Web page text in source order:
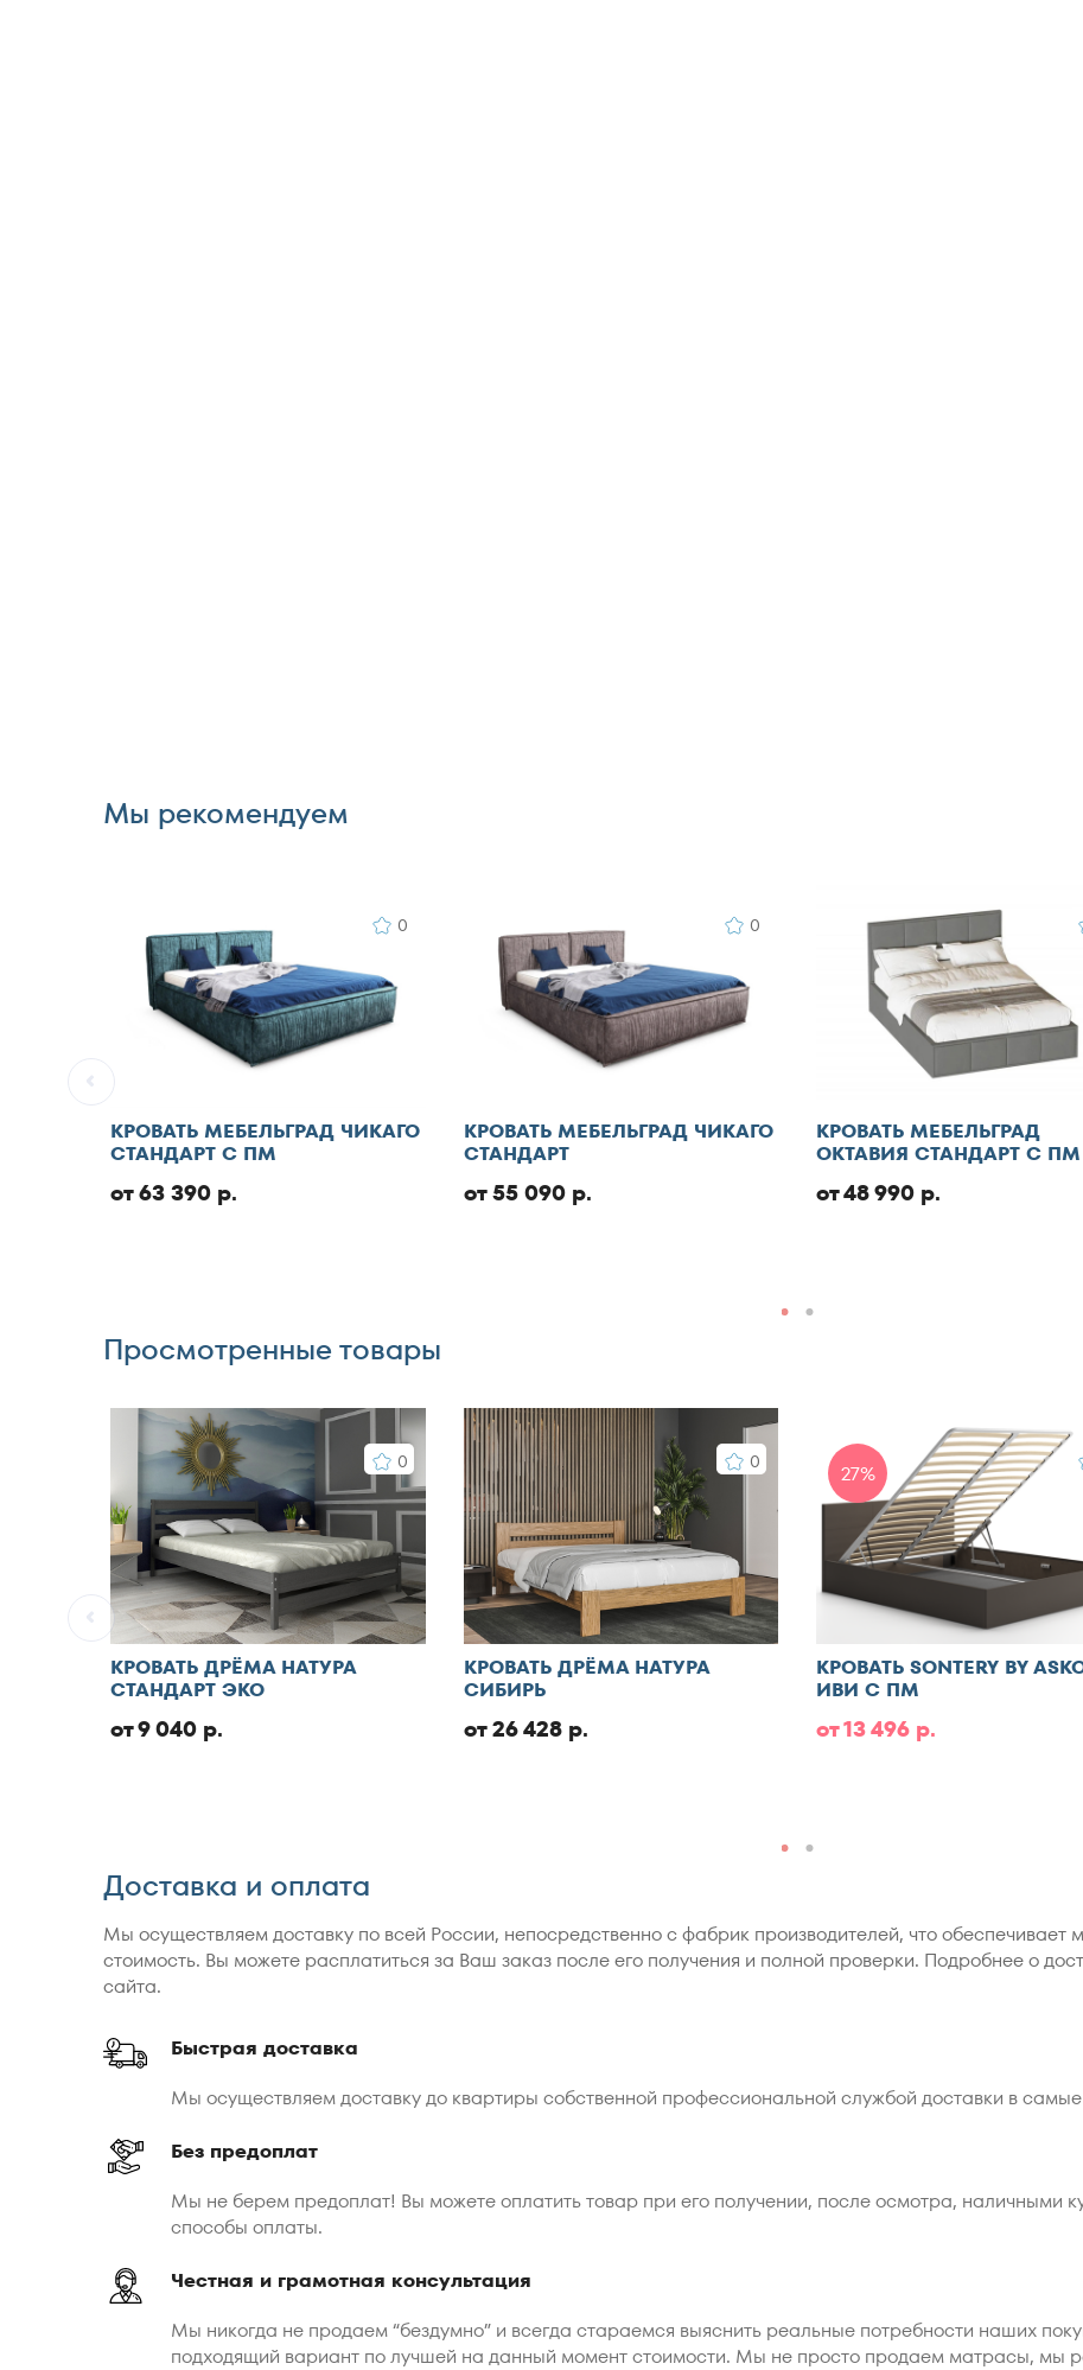
Мы рекомендуем
0
КРОВАТЬ МЕБЕЛЬГРАД ЧИКАГО
СТАНДАРТ С ПМ
от 63 390 р.
0
КРОВАТЬ МЕБЕЛЬГРАД ЧИКАГО
СТАНДАРТ
от 55 090 р.
КРОВАТЬ МЕБЕЛЬГРАД
ОКТАВИЯ СТАНДАРТ С ПМ
от 48 990 р.
Просмотренные товары
0
КРОВАТЬ ДРЁМА НАТУРА
СТАНДАРТ ЭКО
от 9 040 р.
0
КРОВАТЬ ДРЁМА НАТУРА
СИБИРЬ
от 26 428 р.
27%
КРОВАТЬ SONTERY BY
ИВИ С ПМ
от 13 496 р.
Доставка и оплата
Мы осуществляем доставку по всей России, непосредственно с фабрик производителей, что
стоимость. Вы можете расплатиться за Ваш заказ после его получения и полной проверки. Подробнее о
сайта.
Быстрая доставка
Мы осуществляем доставку до квартиры собственной профессиональной службой доставки в
Без предоплат
Мы не берем предоплат! Вы можете оплатить товар при его получении, после осмотра, наличными
способы оплаты.
Честная и грамотная консультация
Мы никогда не продаем “бездумно” и всегда стараемся выяснить реальные потребности наших
подходящий вариант по лучшей на данный момент стоимости. Мы не просто продаем матрасы, мы